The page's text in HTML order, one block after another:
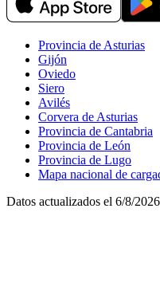
Provincia de Asturias
Gijón
Oviedo
Siero
Avilés
Corvera de Asturias
Provincia de Cantabria
Provincia de León
Provincia de Lugo
Mapa nacional de
Datos actualizados el 6/8/2026